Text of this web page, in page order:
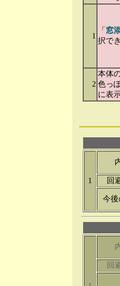
1
「 窓
択で
2
本体
色っ
に表
1 回
今
回